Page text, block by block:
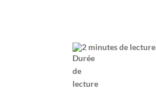
2 minutes de lecture